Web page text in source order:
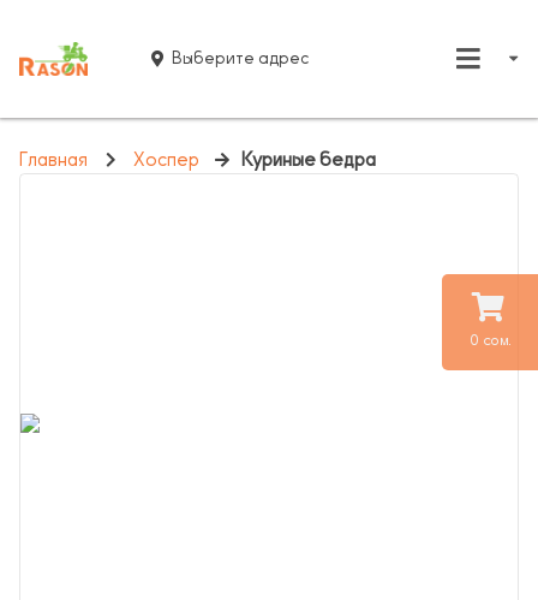
0 сом.
Выберите адрес
Главная Хоспер Куриные бедра